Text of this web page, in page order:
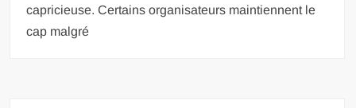
capricieuse. Certains organisateurs maintiennent le
cap malgré